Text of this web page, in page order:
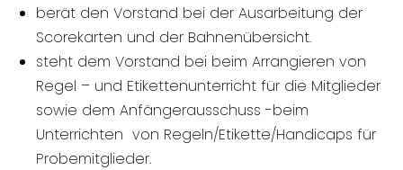
berät den Vorstand bei der Ausarbeitung der
Scorekarten und der Bahnenübersicht.
steht dem Vorstand bei beim Arrangieren von
Regel – und Etikettenunterricht für die Mitglieder
sowie dem Anfängerausschuss -beim
Unterrichten von Regeln/Etikette/Handicaps für
Probemitglieder.